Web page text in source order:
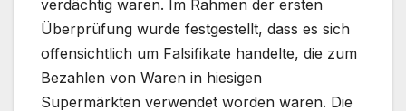
verdächtig waren. Im Rahmen der ersten
Überprüfung wurde festgestellt, dass es sich
offensichtlich um Falsifikate handelte, die zum
Bezahlen von Waren in hiesigen
Supermärkten verwendet worden waren. Die